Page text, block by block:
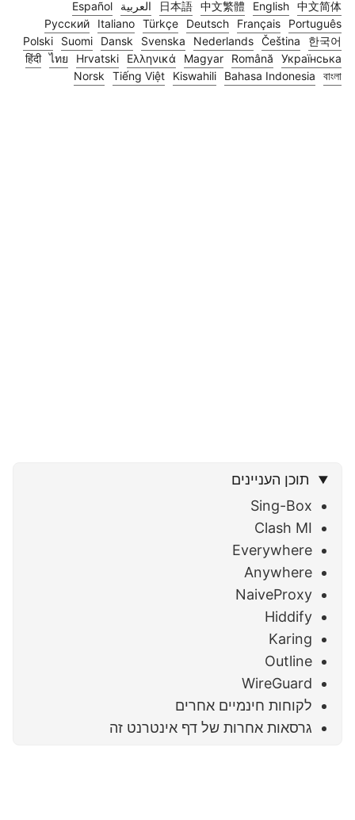
中文简体
English
中文繁體
日本語 العربية
Español
Português
Français
Deutsch
Türkçe
Italiano
Русский
한국어
Čeština
Nederlands
Svenska
Dansk
Suomi
Polski
Українська
Română
Magyar
Ελληνικά
Hrvatski
ไทย
हिंदी
বাংলা
Bahasa Indonesia
Kiswahili
Tiếng Việt
Norsk
תוכן העניינים
Sing-Box
Clash MI
Everywhere
Anywhere
NaiveProxy
Hiddify
Karing
Outline
WireGuard
לקוחות חינמיים אחרים
גרסאות אחרות של דף אינטרנט זה